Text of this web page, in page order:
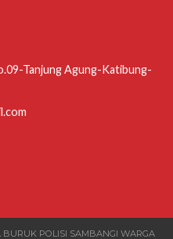
Tanjung Agung-Katibung-
POLISI SAMBANGI WARGA